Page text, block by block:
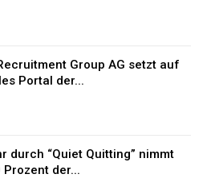
Group AG setzt auf
Portal der...
durch “Quiet Quitting” nimmt
Prozent der...